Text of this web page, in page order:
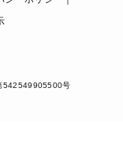
542549905500号